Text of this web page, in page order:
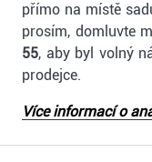
přímo na místě
prosím, domluvte
55, aby byl volný
prodejce.
Více informací o